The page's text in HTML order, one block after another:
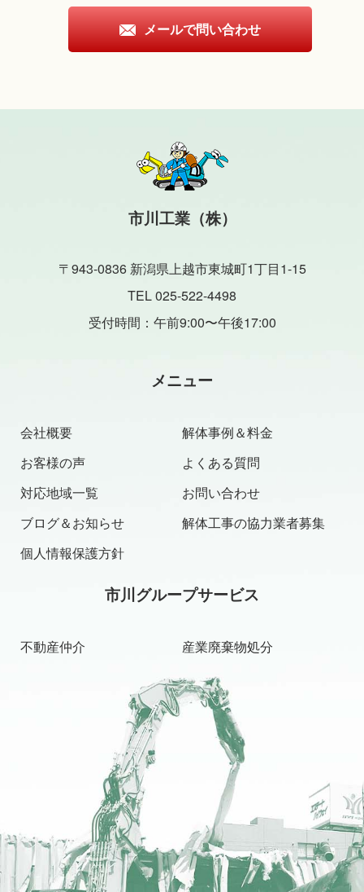
メールで問い合わせ
市川工業（株）
〒943-0836 新潟県上越市東城町1丁目1-15
TEL 025-522-4498
受付時間：午前9:00〜午後17:00
メニュー
会社概要
解体事例＆料金
お客様の声
よくある質問
対応地域一覧
お問い合わせ
ブログ＆お知らせ
解体工事の協力業者募集
個人情報保護方針
市川グループサービス
不動産仲介 産業廃棄物処分